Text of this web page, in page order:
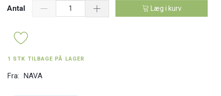
Antal Læg i kurv
1 STK TILBAGE PÅ LAGER
Fra: NAVA